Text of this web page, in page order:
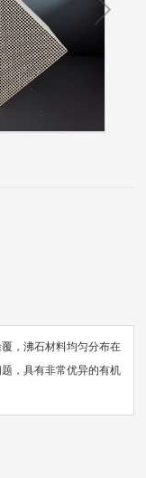
，沸石材料均匀分布在
，具有非常优异的有机